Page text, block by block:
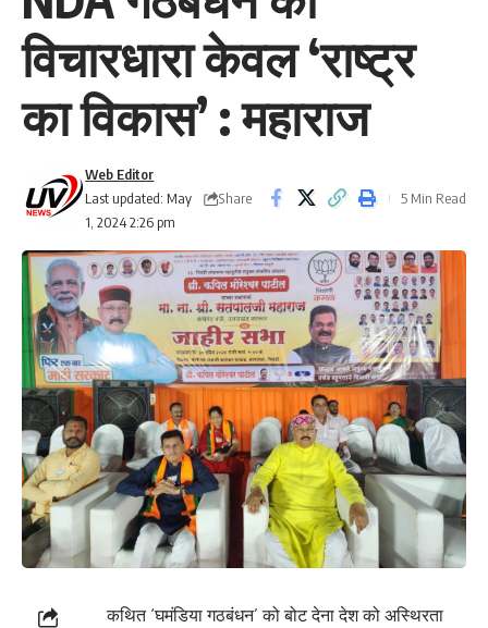
विचारधारा केवल ‘राष्ट्र
का विकास’ : महाराज
Last updated: May
1, 2024 2:26 pm
Web Editor
Share
5 Min Read
कथित ‘घमंडिया गठबंधन’ को बोट देना देश को अस्थिरता